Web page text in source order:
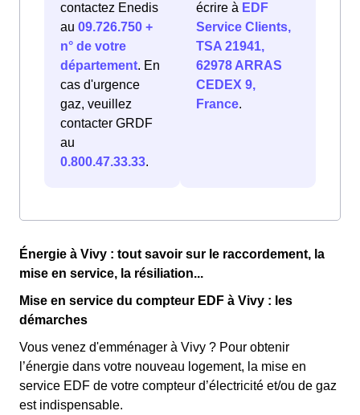
contactez Enedis
au 09.726.750 +
n° de votre
département. En
cas d'urgence
gaz, veuillez
contacter GRDF
au
0.800.47.33.33.
écrire à EDF
Service Clients,
TSA 21941,
62978 ARRAS
CEDEX 9,
France.
Énergie à Vivy : tout savoir sur le raccordement, la
mise en service, la résiliation...
Mise en service du compteur EDF à Vivy : les
démarches
Vous venez d'emménager à Vivy ? Pour obtenir
l’énergie dans votre nouveau logement, la mise en
service EDF de votre compteur d’électricité et/ou de gaz
est indispensable.